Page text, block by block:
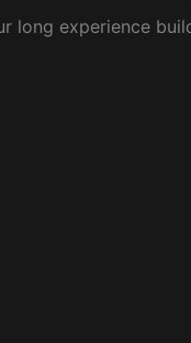
long experience